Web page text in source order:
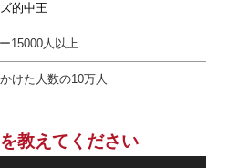
的中王
15000人以上
けた人数の10万人
教えてください